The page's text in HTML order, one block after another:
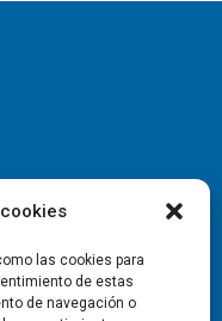
las cookies para
de estas
de navegación o